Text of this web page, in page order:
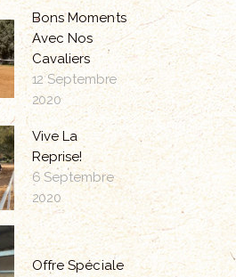
Bons Moments
Avec Nos
Cavaliers
12 Septembre
2020
Vive La
Reprise!
6 Septembre
2020
Offre Spéciale